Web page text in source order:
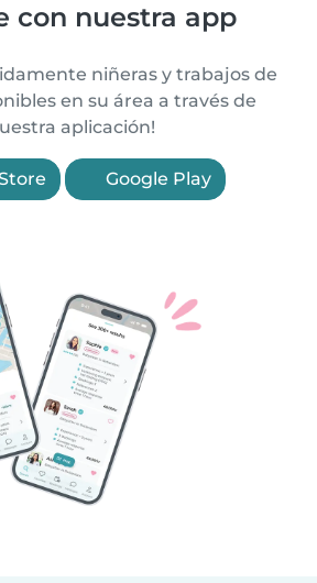
con nuestra app
niñeras y trabajos de
en su área a través de
aplicación!
Google Play